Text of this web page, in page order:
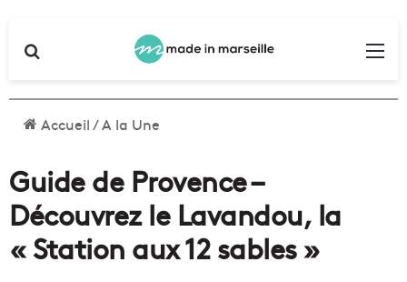
Accueil/A la Une
Guide de Provence –
Découvrez le Lavandou, la
« Station aux 12 sables »